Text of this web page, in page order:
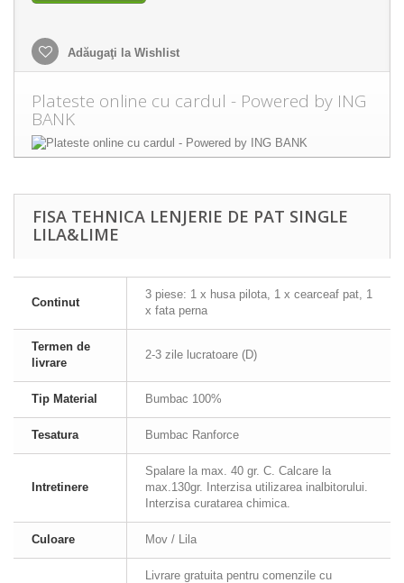
Adăugaţi la Wishlist
Plateste online cu cardul - Powered by ING
BANK
FISA TEHNICA LENJERIE DE PAT SINGLE
LILA&LIME
Continut
3 piese: 1 x husa pilota, 1 x cearceaf pat, 1
x fata perna
Termen de
livrare
2-3 zile lucratoare (D)
Tip Material Bumbac 100%
Tesatura Bumbac Ranforce
Intretinere
Spalare la max. 40 gr. C. Calcare la
max.130gr. Interzisa utilizarea inalbitorului.
Interzisa curatarea chimica.
Culoare Mov / Lila
Livrare gratuita pentru comenzile cu